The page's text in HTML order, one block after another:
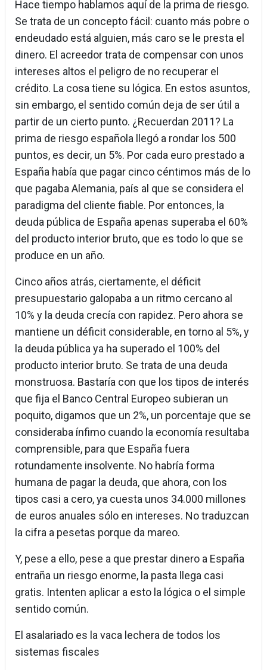
Hace tiempo hablamos aquí de la prima de riesgo.
Se trata de un concepto fácil: cuanto más pobre o
endeudado está alguien, más caro se le presta el
dinero. El acreedor trata de compensar con unos
intereses altos el peligro de no recuperar el
crédito. La cosa tiene su lógica. En estos asuntos,
sin embargo, el sentido común deja de ser útil a
partir de un cierto punto. ¿Recuerdan 2011? La
prima de riesgo española llegó a rondar los 500
puntos, es decir, un 5%. Por cada euro prestado a
España había que pagar cinco céntimos más de lo
que pagaba Alemania, país al que se considera el
paradigma del cliente fiable. Por entonces, la
deuda pública de España apenas superaba el 60%
del producto interior bruto, que es todo lo que se
produce en un año.
Cinco años atrás, ciertamente, el déficit
presupuestario galopaba a un ritmo cercano al
10% y la deuda crecía con rapidez. Pero ahora se
mantiene un déficit considerable, en torno al 5%, y
la deuda pública ya ha superado el 100% del
producto interior bruto. Se trata de una deuda
monstruosa. Bastaría con que los tipos de interés
que fija el Banco Central Europeo subieran un
poquito, digamos que un 2%, un porcentaje que se
consideraba ínfimo cuando la economía resultaba
comprensible, para que España fuera
rotundamente insolvente. No habría forma
humana de pagar la deuda, que ahora, con los
tipos casi a cero, ya cuesta unos 34.000 millones
de euros anuales sólo en intereses. No traduzcan
la cifra a pesetas porque da mareo.
Y, pese a ello, pese a que prestar dinero a España
entraña un riesgo enorme, la pasta llega casi
gratis. Intenten aplicar a esto la lógica o el simple
sentido común.
El asalariado es la vaca lechera de todos los
sistemas fiscales